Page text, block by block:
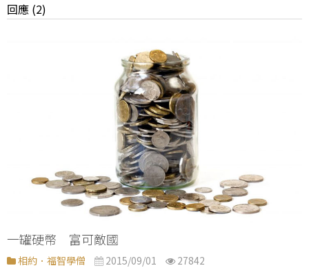
回應 (2)
一罐硬幣 富可敵國
相約．福智學僧 2015/09/01 27842